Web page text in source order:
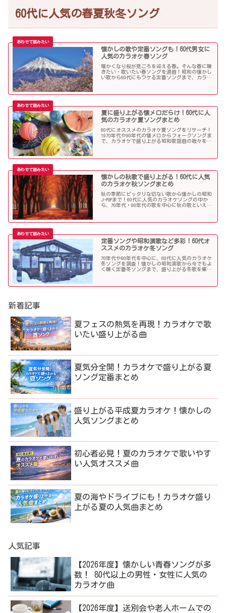
60代に人気の春夏秋冬ソング
懐かしの歌や定番ソングも！60代男女に
人気のカラオケ春ソング
暖かくなり桜が見ごろを迎える春。そんな春に聴
きたい・歌いたい春ソングを選曲！昭和の懐かし
い歌から60代にもウケる定番ソングまで、カラオ
夏に盛り上がる懐メロだらけ！60代に人
気のカラオケ夏ソングまとめ
60代にオススメのカラオケ夏ソングをリサーチ！
1970年代や80年代の懐メロからフォークソングま
で、カラオケで盛り上がる昭和歌謡曲の数々を取
懐かしの秋歌で盛り上がる！60代に人気
のカラオケ秋ソングまとめ
秋の季節にピッタリな切ない歌から懐かしの昭和
J-POPまで！60代に人気のカラオケソングの中か
ら、70年代・80年代の歌を中心に秋の歌といえば
定番ソングや昭和演歌など多彩！60代オ
ススメのカラオケ冬ソング
70年代や80年代を中心に、60代に人気のカラオケ
冬ソングを調査！懐かしの昭和演歌から今でもよ
く聴く定番冬ソングまで、盛り上がる冬歌を集め
新着記事
夏フェスの熱気を再現！カラオケで歌
いたい盛り上がる曲
夏気分全開！カラオケで盛り上がる夏
ソング定番まとめ
盛り上がる平成夏カラオケ！懐かしの
人気ソングまとめ
初心者必見！夏のカラオケで歌いやす
い人気オススメ曲
夏の海やドライブにも！カラオケ盛り
上がる夏の人気曲まとめ
人気記事
【2026年度】懐かしい青春ソングが多
数！ 80代以上の男性・女性に人気の
カラオケ曲
【2026年度】送別会や老人ホームでの